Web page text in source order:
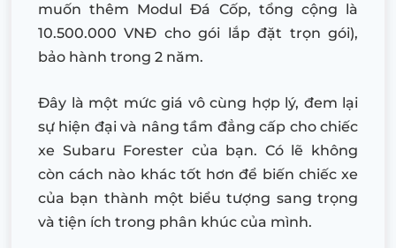
muốn thêm Modul Đá Cốp, tổng cộng là
10.500.000 VNĐ cho gói lắp đặt trọn gói),
bảo hành trong 2 năm.
Đây là một mức giá vô cùng hợp lý, đem lại
sự hiện đại và nâng tầm đẳng cấp cho chiếc
xe Subaru Forester của bạn. Có lẽ không
còn cách nào khác tốt hơn để biến chiếc xe
của bạn thành một biểu tượng sang trọng
và tiện ích trong phân khúc của mình.